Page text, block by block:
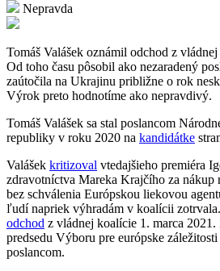
Nepravda
Tomáš Valášek oznámil odchod z
Od toho času pôsobil ako nezaradený
zaútočila na Ukrajinu približne o rok
Výrok preto hodnotíme ako nepravdivý.
Tomáš Valášek sa stal poslancom
republiky v roku 2020 na kandidátke
Valášek kritizoval vtedajšieho premiéra
zdravotníctva Mareka Krajčího za
bez schválenia Európskou liekovou
ľudí napriek výhradám v koalícii
odchod z vládnej koalície 1. marca 2021.
predsedu Výboru pre európske záležitosti
poslancom.